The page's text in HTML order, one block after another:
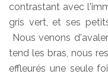
contrastant avec
gris vert, et ses
Nous venons
tend les bras, nous
effleurés une seule